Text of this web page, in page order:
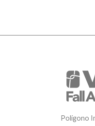
Polígono